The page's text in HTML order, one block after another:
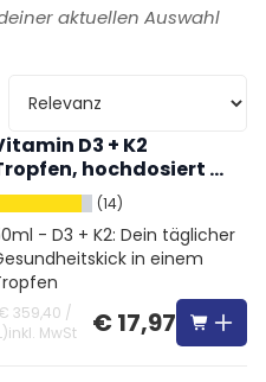
aktuellen Auswahl
D3 + K2
hochdosiert &
(14)
- D3 + K2: Dein täglicher
in einem
359,40 /
)inkl. MwSt € 17,97